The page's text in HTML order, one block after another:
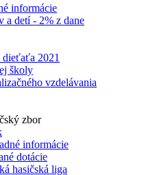
informácie
a detí - 2% z dane
dieťaťa 2021
školy
vzdelávania
zbor
informácie
dotácie
hasičská liga